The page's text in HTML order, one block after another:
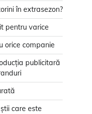
în extrasezon?
pentru varice
orice companie
publicitară
care este